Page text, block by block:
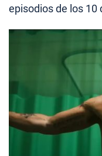
episodios de los 10